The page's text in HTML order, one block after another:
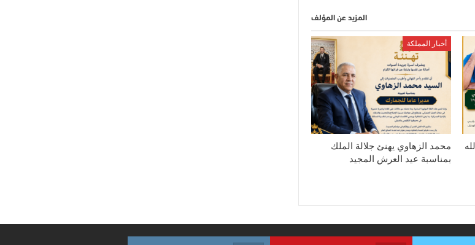
المزيد عن المؤلف
أخبار المملكة
محمد الزهاوي يهنئ جلالة الملك
بمناسبة عيد العرش المجيد